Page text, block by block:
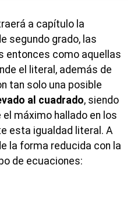
a capítulo la
segundo grado, las
entonces como aquellas
el literal, además de
tan solo una posible
al cuadrado, siendo
máximo hallado en los
esta igualdad literal. A
la forma reducida con la
de ecuaciones: